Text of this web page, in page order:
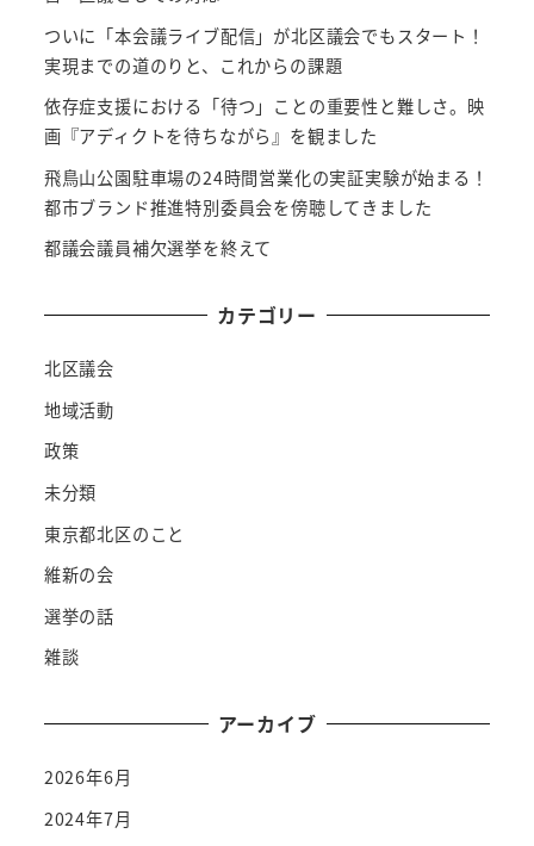
ついに「本会議ライブ配信」が北区議会でもスタート！
実現までの道のりと、これからの課題
依存症支援における「待つ」ことの重要性と難しさ。映
画『アディクトを待ちながら』を観ました
飛鳥山公園駐車場の24時間営業化の実証実験が始まる！
都市ブランド推進特別委員会を傍聴してきました
都議会議員補欠選挙を終えて
カテゴリー
北区議会
地域活動
政策
未分類
東京都北区のこと
維新の会
選挙の話
雑談
アーカイブ
2026年6月
2024年7月